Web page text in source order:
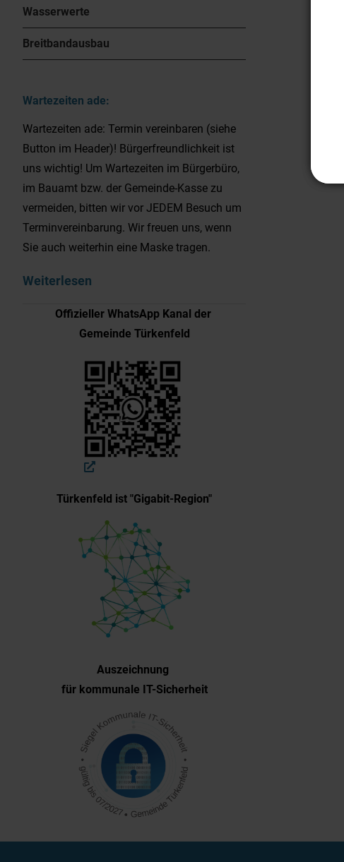
Wasserwerte
Breitbandausbau
Wartezeiten ade:
Wartezeiten ade: Termin vereinbaren (siehe
Button im Header)! Bürgerfreundlichkeit ist
uns wichtig! Um Wartezeiten im Bürgerbüro,
im Bauamt bzw. der Gemeinde-Kasse zu
vermeiden, bitten wir vor JEDEM Besuch um
Terminvereinbarung. Wir freuen uns, wenn
Sie auch weiterhin eine Maske tragen.
Weiterlesen
Offizieller WhatsApp Kanal der
Gemeinde Türkenfeld
Türkenfeld ist "Gigabit-Region"
Auszeichnung
für kommunale IT-Sicherheit